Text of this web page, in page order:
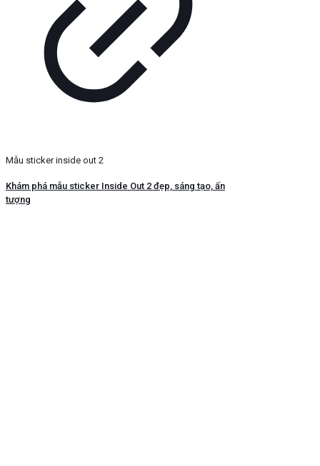
Mẫu sticker inside out 2
Khám phá mẫu sticker Inside Out 2 đẹp, sáng tạo, ấn
tượng